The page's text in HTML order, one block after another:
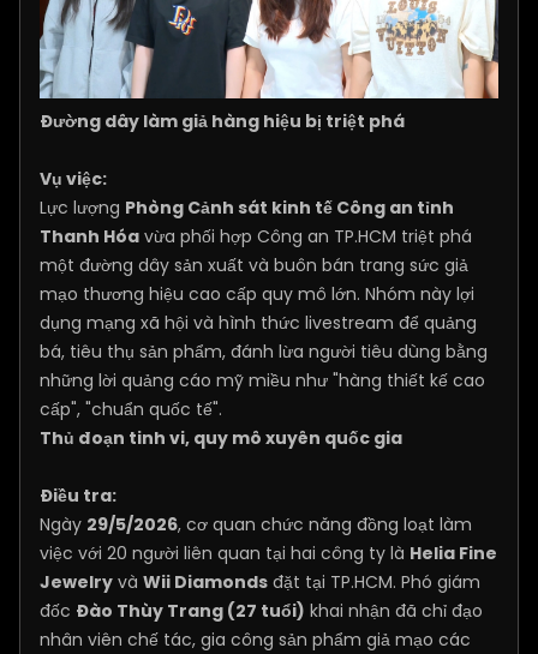
Đường dây làm giả hàng hiệu bị triệt phá
Vụ việc:
Lực lượng Phòng Cảnh sát kinh tế Công an tỉnh
Thanh Hóa vừa phối hợp Công an TP.HCM triệt phá
một đường dây sản xuất và buôn bán trang sức giả
mạo thương hiệu cao cấp quy mô lớn. Nhóm này lợi
dụng mạng xã hội và hình thức livestream để quảng
bá, tiêu thụ sản phẩm, đánh lừa người tiêu dùng bằng
những lời quảng cáo mỹ miều như "hàng thiết kế cao
cấp", "chuẩn quốc tế".
Thủ đoạn tinh vi, quy mô xuyên quốc gia
Điều tra:
Ngày 29/5/2026, cơ quan chức năng đồng loạt làm
việc với 20 người liên quan tại hai công ty là Helia Fine
Jewelry và Wii Diamonds đặt tại TP.HCM. Phó giám
đốc Đào Thùy Trang (27 tuổi) khai nhận đã chỉ đạo
nhân viên chế tác, gia công sản phẩm giả mạo các